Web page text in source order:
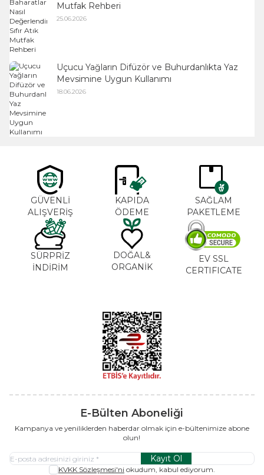
Mutfak Rehberi
25.06.2026
Uçucu Yağların Difüzör ve Buhurdanlıkta Yaz
Mevsimine Uygun Kullanımı
18.06.2026
GÜVENLİ
ALIŞVERİŞ
KAPIDA
ÖDEME
SAĞLAM
PAKETLEME
SÜRPRİZ
İNDİRİM
DOĞAL&
ORGANİK
EV SSL
CERTIFICATE
E-Bülten Aboneliği
Kampanya ve yeniliklerden haberdar olmak için e-bültenimize abone
olun!
Kayıt Ol
KVKK Sözleşmesi'ni okudum, kabul ediyorum.